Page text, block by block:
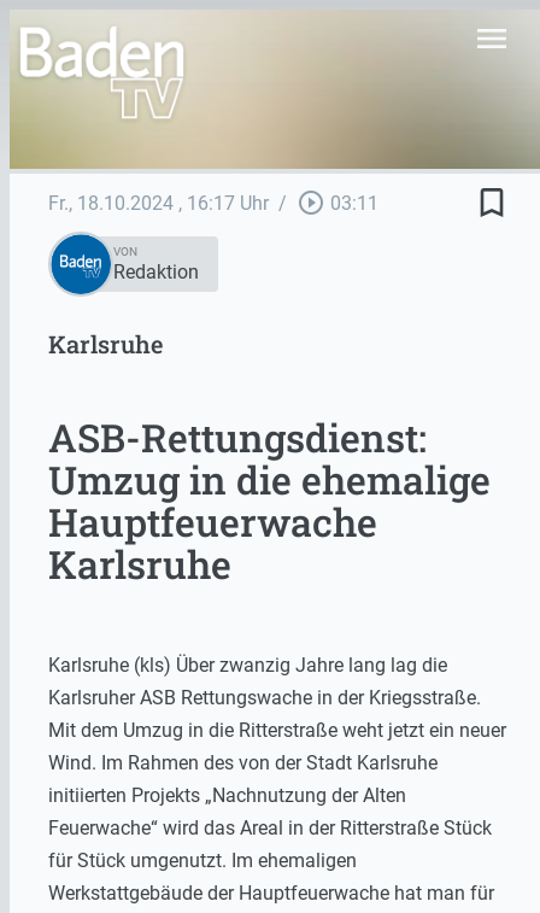
menu
Fr., 18.10.2024 , 16:17 Uhr / play_circle_outline 03:11 bookmark_border
VON
Redaktion
Karlsruhe
ASB-Rettungsdienst:
Umzug in die ehemalige
Hauptfeuerwache
Karlsruhe
Karlsruhe (kls) Über zwanzig Jahre lang lag die
Karlsruher ASB Rettungswache in der Kriegsstraße.
Mit dem Umzug in die Ritterstraße weht jetzt ein neuer
Wind. Im Rahmen des von der Stadt Karlsruhe
initiierten Projekts „Nachnutzung der Alten
Feuerwache“ wird das Areal in der Ritterstraße Stück
für Stück umgenutzt. Im ehemaligen
Werkstattgebäude der Hauptfeuerwache hat man für